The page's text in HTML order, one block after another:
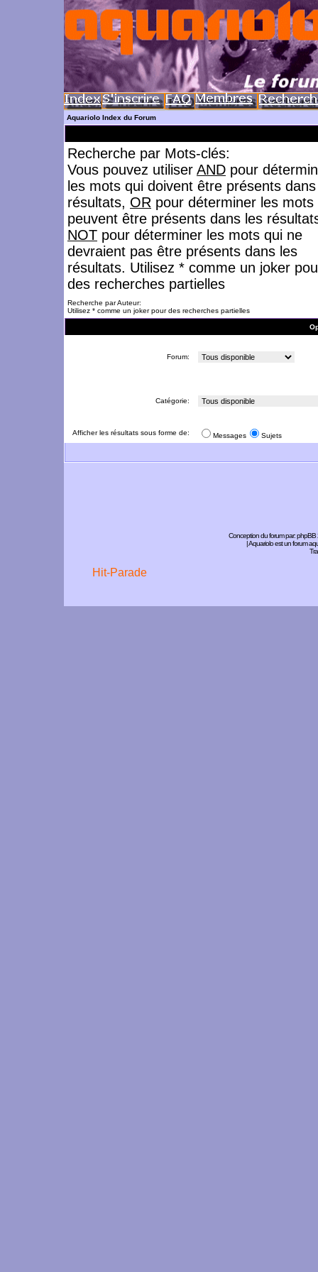
Aquariolo Index du Forum
Recherche par Mots-clés:
Vous pouvez utiliser AND pour
les mots qui doivent être présents
résultats, OR pour déterminer les mots
peuvent être présents dans les
NOT pour déterminer les mots qui ne
devraient pas être présents dans les
résultats. Utilisez * comme un joker
des recherches partielles
Recherche par Auteur:
Utilisez * comme un joker pour des recherches partielles
Forum:
Catégorie:
Afficher les résultats sous forme de: Messages Sujets
Conception du forum par:phpBB
| Aquariolo est un forum